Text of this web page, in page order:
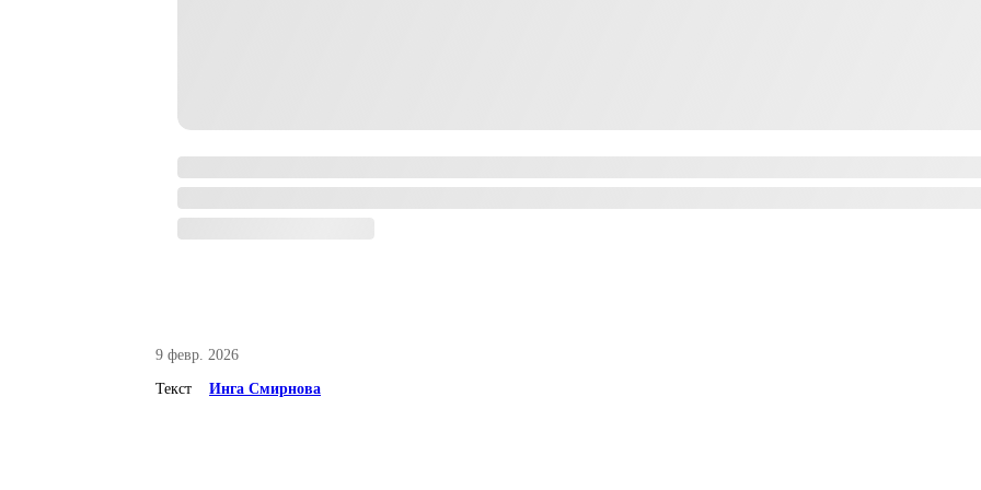
9 февр. 2026
Текст Инга Смирнова